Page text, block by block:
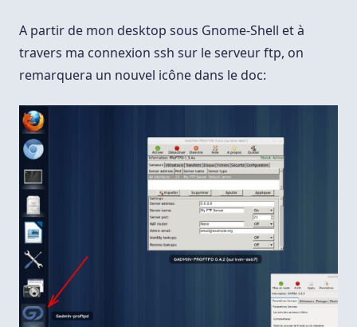
A partir de mon desktop sous Gnome-Shell et à
travers ma connexion ssh sur le serveur ftp, on
remarquera un nouvel icône dans le doc: